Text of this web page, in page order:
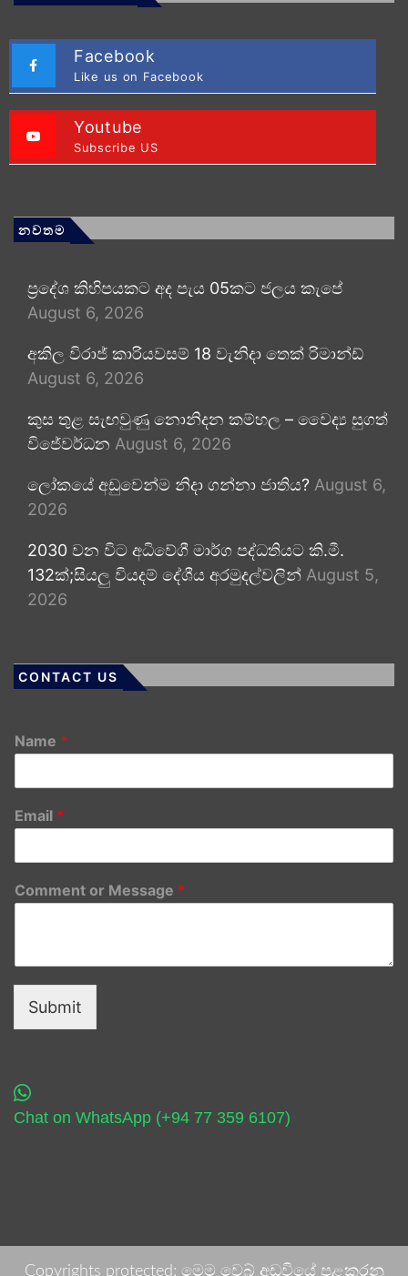
Facebook
Like us on Facebook
Youtube
Subscribe US
නවතම
ප්‍රදේශ කිහිපයකට අද පැය 05කට ජලය කැපේ
August 6, 2026
අකිල විරාජ් කාරියවසම් 18 වැනිදා තෙක් රිමාන්ඩ්
August 6, 2026
කුස තුළ සැඟවුණු නොනිදන කම්හල – වෛද්‍ය සුගත්
විජේවර්ධන August 6, 2026
ලෝකයේ අඩුවෙන්ම නිදා ගන්නා ජාතිය? August 6,
2026
2030 වන විට අධිවේගී මාර්ග පද්ධතියට කි.මී.
132ක්;සියලු වියදම් දේශීය අරමුදල්වලින් August 5,
2026
CONTACT US
Name *
Email *
Comment or Message *
Submit
Chat on WhatsApp (+94 77 359 6107)
Copyrights protected: මෙම වෙබ් අඩවියේ පළකරනු